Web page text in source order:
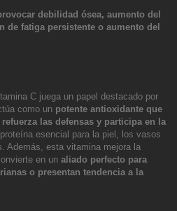
debilidad ósea, aumento del
de fatiga persistente o aumento del
C juega un papel destacado por
como un potente antioxidante que
las defensas y participa en la
esencial para la piel, los vasos
Además, esta vitamina mejora la
en un aliado perfecto para
o presentan tendencia a la